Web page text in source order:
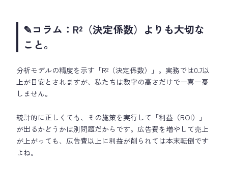
✎コラム：R²（決定係数）よりも大切な
こと。
分析モデルの精度を示す「R²（決定係数）」。実務では0.7以
上が目安とされますが、私たちは数字の高さだけで一喜一憂
しません。
統計的に正しくても、その施策を実行して「利益（ROI）」
が出るかどうかは別問題だからです。広告費を増やして売上
が上がっても、広告費以上に利益が削られては本末転倒です
よね。